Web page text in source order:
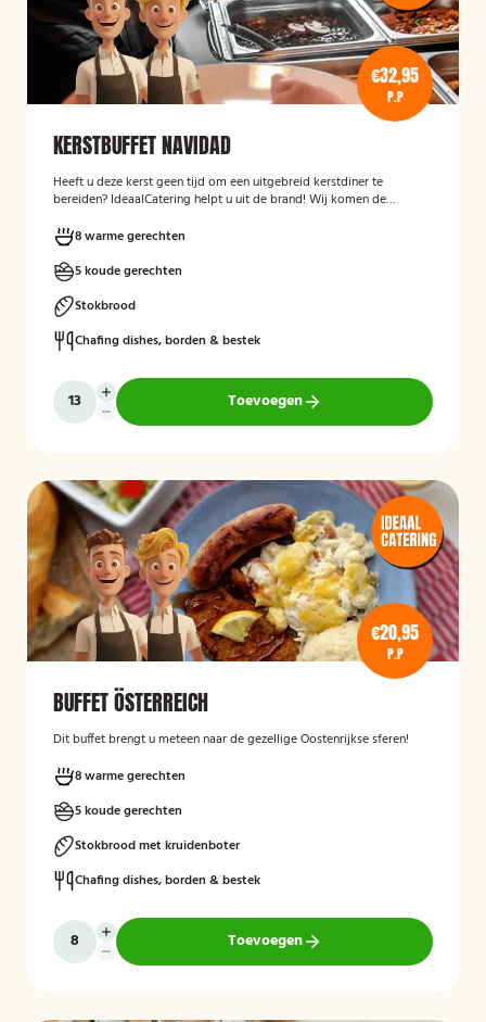
€32,95
P.P
KERSTBUFFET NAVIDAD
Heeft u deze kerst geen tijd om een uitgebreid kerstdiner te
bereiden? IdeaalCatering helpt u uit de brand! Wij komen de
buffetten voor tweede kerstdag (26 december), komen wij op 26
december gekoeld bij u bezorgen.
8 warme gerechten
5 koude gerechten
Stokbrood
Chafing dishes, borden & bestek
Toevoegen
€20,95
P.P
BUFFET ÖSTERREICH
Dit buffet brengt u meteen naar de gezellige Oostenrijkse sferen!
8 warme gerechten
5 koude gerechten
Stokbrood met kruidenboter
Chafing dishes, borden & bestek
Toevoegen